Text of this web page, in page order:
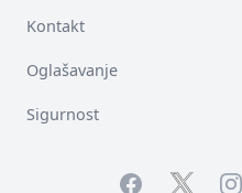
Kontakt
Oglašavanje
Sigurnost
FacebookTwitter